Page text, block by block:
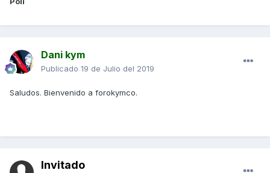
Dani kym
Publicado 19 de Julio del 2019
Saludos. Bienvenido a forokymco.
Invitado